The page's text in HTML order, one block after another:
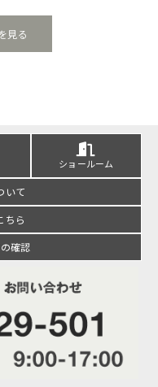
見る
ショールーム
いて
ちら
確認